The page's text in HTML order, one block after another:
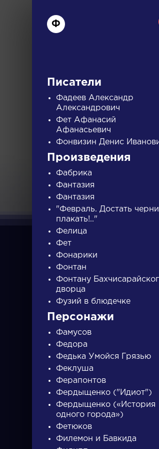
А
Писатели
Гончаров Иван
Александрович
Ф
Писатели
Фадеев Александр
Александрович
Фет Афанасий
Афанасьевич
Фонвизин Денис
Произведения
Фабрика
Фантазия
Фантазия
"Февраль. Достать
плакать!.."
Фелица
Фет
Фонарики
Фонтан
Фонтану
дворца
Фузий в блюдечке
Персонажи
Фамусов
Федора
Федька Умойся Грязью
Феклуша
Ферапонтов
Фердыщенко ("Идиот")
Фердыщенко («История
одного города»)
Фетюков
Филемон и Бавкида